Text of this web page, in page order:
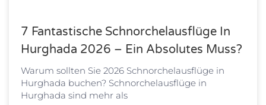
7 Fantastische Schnorchelausflüge In
Hurghada 2026 – Ein Absolutes Muss?
Warum sollten Sie 2026 Schnorchelausflüge in
Hurghada buchen? Schnorchelausflüge in
Hurghada sind mehr als